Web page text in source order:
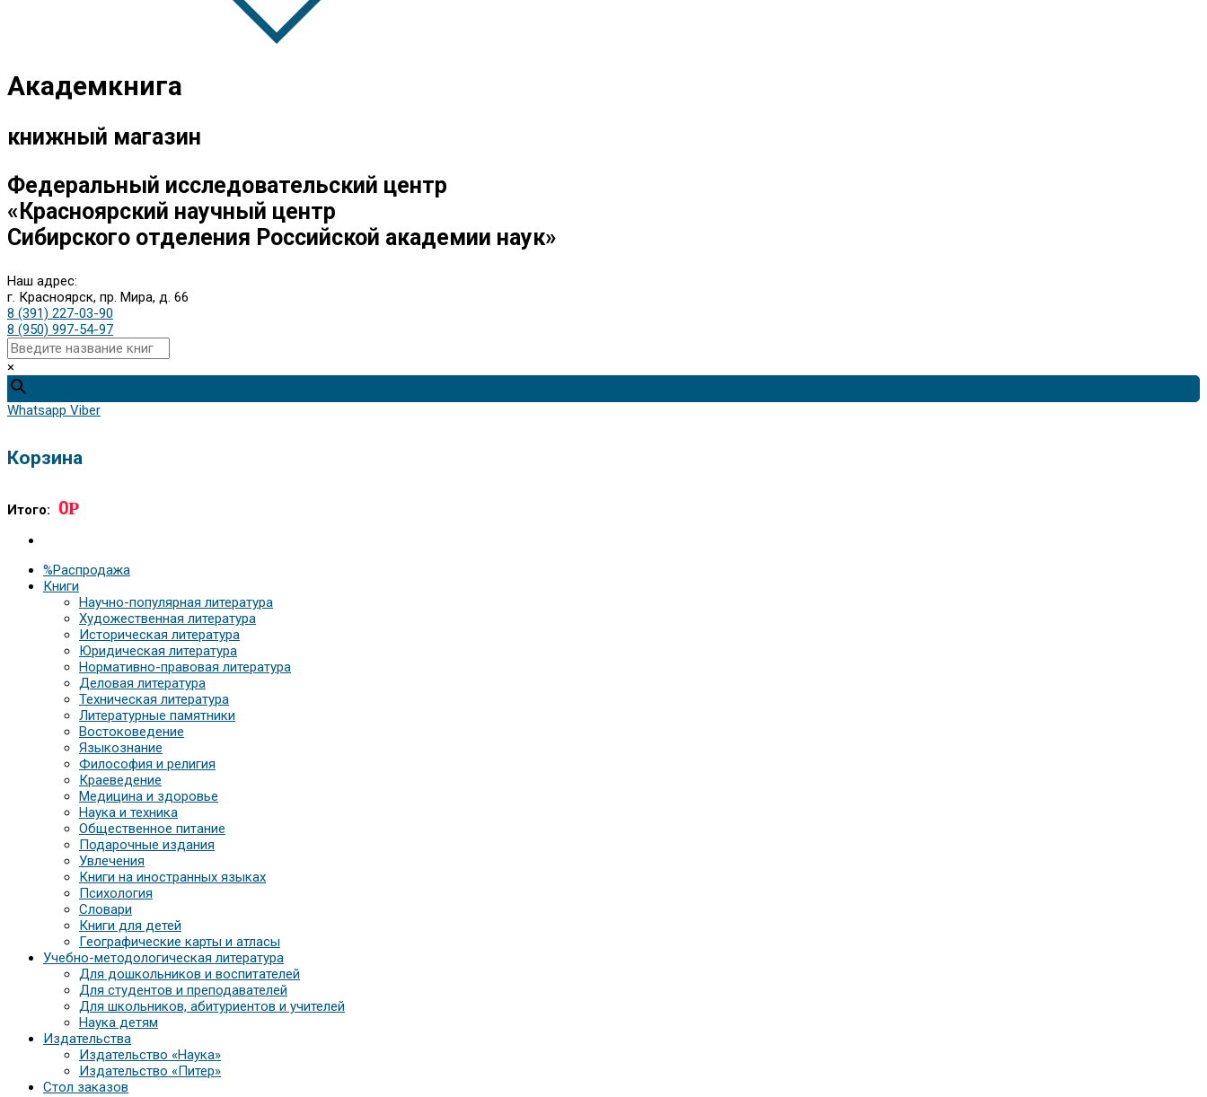
Академкнига
книжный магазин
Федеральный исследовательский центр
«Красноярский научный центр
Сибирского отделения Российской академии наук»
Наш адрес:
г. Красноярск, пр. Мира, д. 66
8 (391) 227-03-90
8 (950) 997-54-97
×
Whatsapp Viber
Корзина
Итого: 0Р
%Распродажа
Книги
Научно-популярная литература
Художественная литература
Историческая литература
Юридическая литература
Нормативно-правовая литература
Деловая литература
Техническая литература
Литературные памятники
Востоковедение
Языкознание
Философия и религия
Краеведение
Медицина и здоровье
Наука и техника
Общественное питание
Подарочные издания
Увлечения
Книги на иностранных языках
Психология
Словари
Книги для детей
Географические карты и атласы
Учебно-методологическая литература
Для дошкольников и воспитателей
Для студентов и преподавателей
Для школьников, абитуриентов и учителей
Наука детям
Издательства
Издательство «Наука»
Издательство «Питер»
Стол заказов